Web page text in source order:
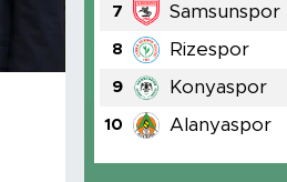
7 Samsunspor
8 Rizespor
9 Konyaspor
10 Alanyaspor